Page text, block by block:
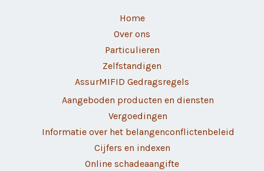
Home
Over ons
Particulieren
Zelfstandigen
AssurMIFID Gedragsregels
Aangeboden producten en diensten
Vergoedingen
Informatie over het belangenconflictenbeleid
Cijfers en indexen
Online schadeaangifte